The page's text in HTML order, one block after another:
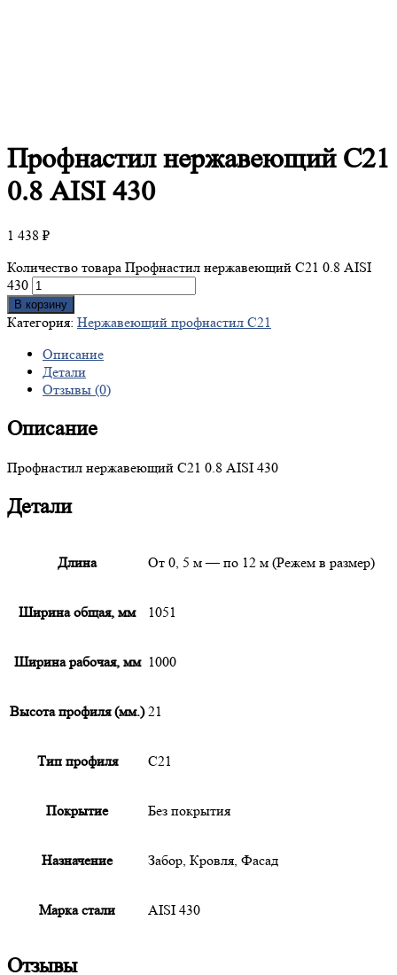
Профнастилнержавеющий С21
0.8 AISI 430
1 438 ₽
Количество товара Профнастил нержавеющий С21 0.8 AISI
430
В корзину
Категория: Нержавеющий профнастил С21
Описание
Детали
Отзывы (0)
Описание
Профнастил нержавеющий С21 0.8 AISI 430
Детали
Длина От 0, 5 м — по 12 м (Режем в размер)
Ширина общая, мм 1051
Ширина рабочая, мм 1000
Высота профиля (мм.) 21
Тип профиля С21
Покрытие Без покрытия
Назначение Забор, Кровля, Фасад
Марка стали AISI 430
Отзывы